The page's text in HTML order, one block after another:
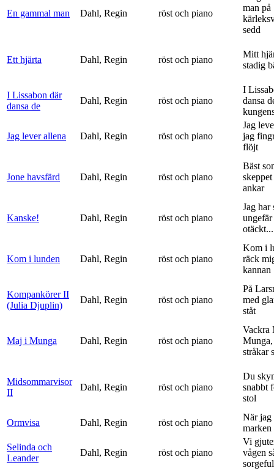
En gammal man Dahl, Regin röst och piano
man på
sedd
Ett hjärta Dahl, Regin röst och piano
Mitt
stadig
I Lissabon där
dansa de
Dahl, Regin röst och piano
I
dansa
Jag lever allena Dahl, Regin röst och piano
Jag
jag
flöjt
Jone havsfärd Dahl, Regin röst och piano
Bäst
ankar
Kanske! Dahl, Regin röst och piano
Jag har
otäckt...
Kom i lunden Dahl, Regin röst och piano
Kom i
räck
kannan
Kompankörer II
(Julia Djuplin)
Dahl, Regin röst och piano
På
med
ståt
Maj i Munga Dahl, Regin röst och piano
Vackra
stråkar
Midsommarvisor
II
Dahl, Regin röst och piano
Du
snabbt
stol
Ormvisa Dahl, Regin röst och piano
När jag
marken
Selinda och
Leander
Dahl, Regin röst och piano
Vi
vågen